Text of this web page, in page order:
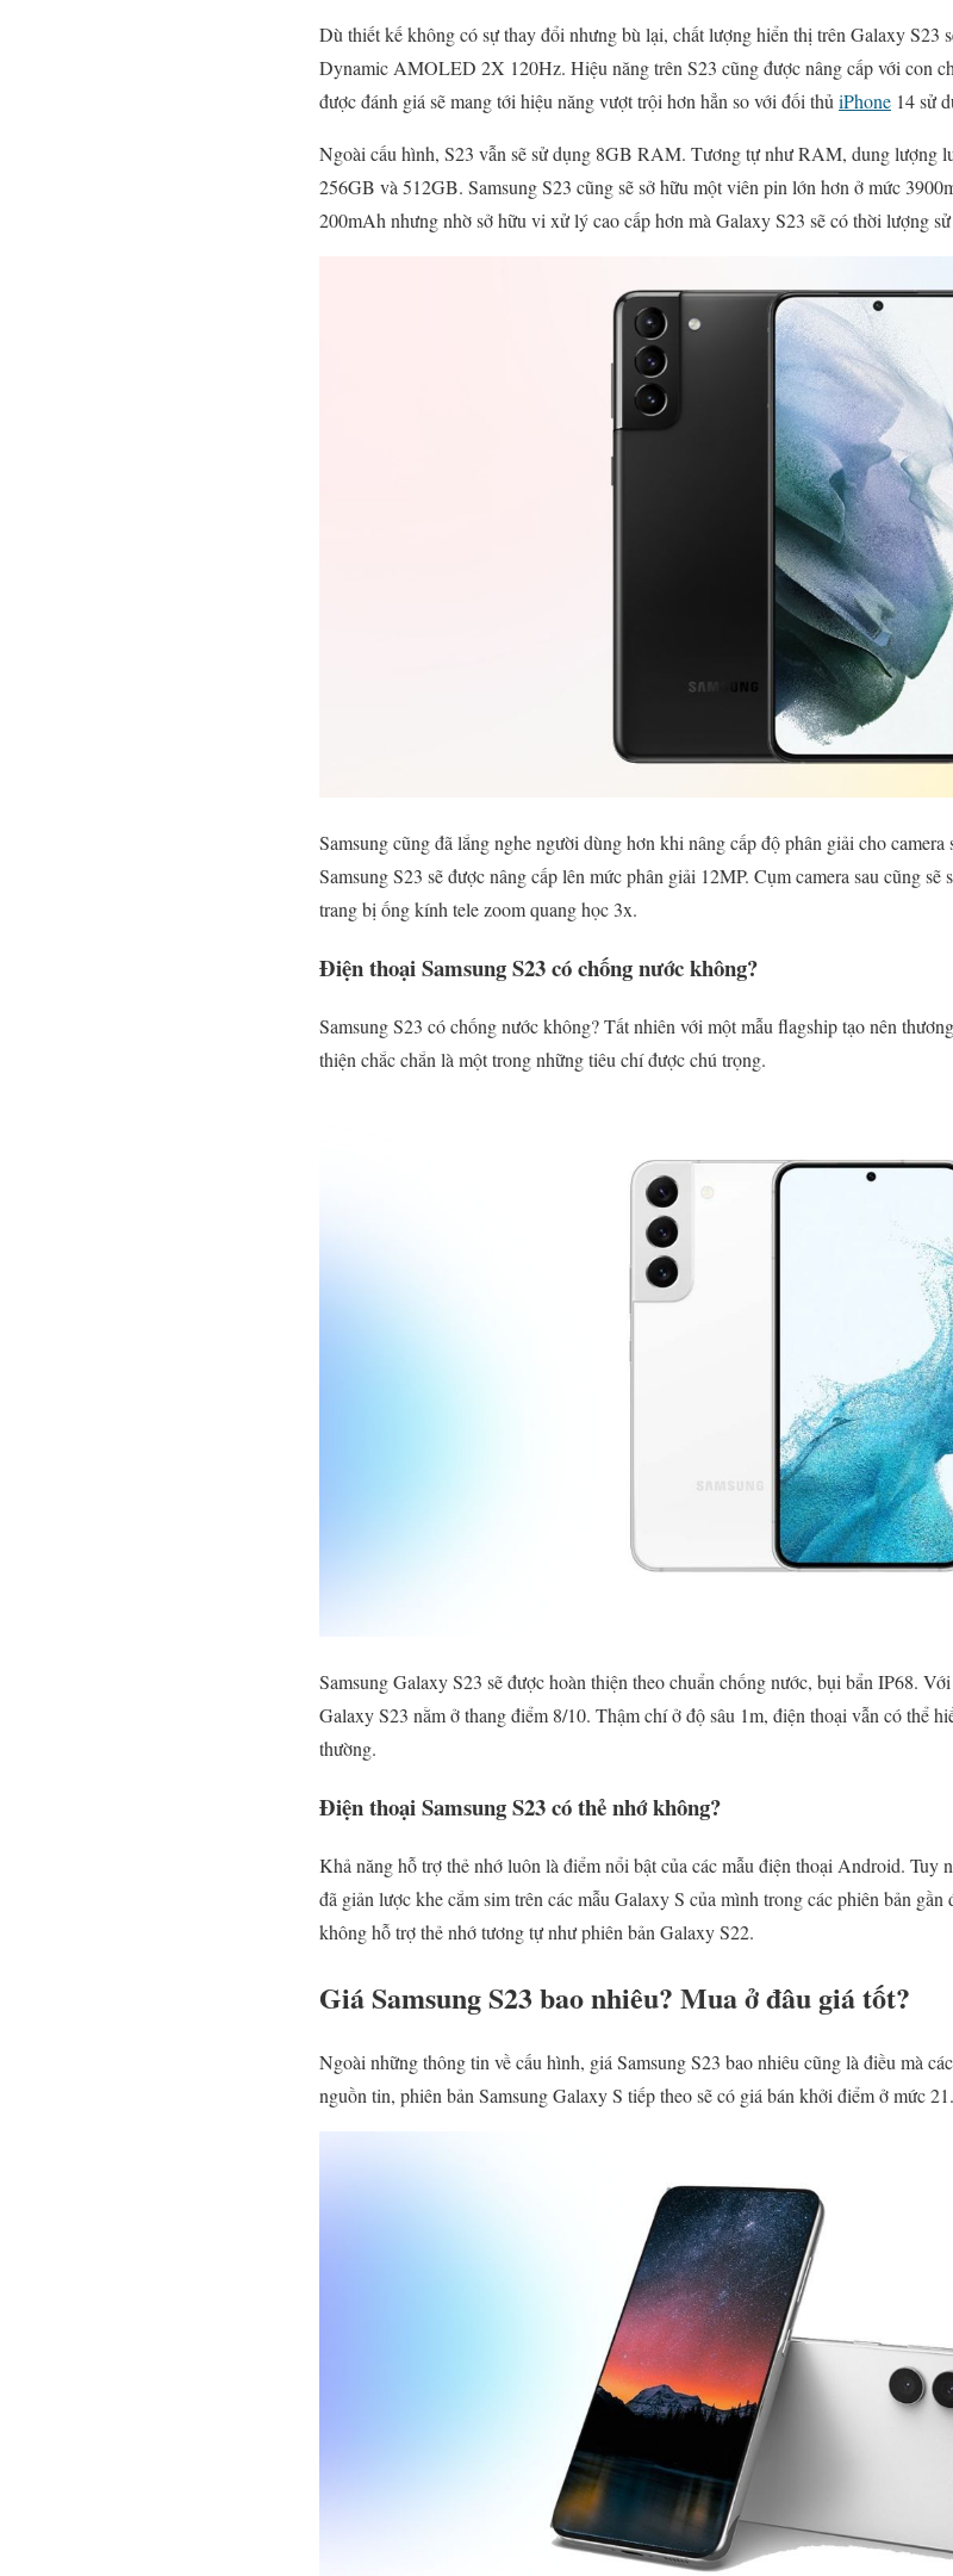
Dù thiết kế không có sự thay đổi nhưng bù lại, chất lượng hiển thị trên Galaxy S23
Dynamic AMOLED 2X 120Hz. Hiệu năng trên S23 cũng được nâng cấp với con
được đánh giá sẽ mang tới hiệu năng vượt trội hơn hẳn so với đối thủ iPhone 14 sử
Ngoài cấu hình, S23 vẫn sẽ sử dụng 8GB RAM. Tương tự như RAM, dung lượng
256GB và 512GB. Samsung S23 cũng sẽ sở hữu một viên pin lớn hơn ở mức
200mAh nhưng nhờ sở hữu vi xử lý cao cấp hơn mà Galaxy S23 sẽ có thời lượng
Samsung cũng đã lắng nghe người dùng hơn khi nâng cấp độ phân giải cho
Samsung S23 sẽ được nâng cấp lên mức phân giải 12MP. Cụm camera sau cũng
trang bị ống kính tele zoom quang học 3x.
Điện thoại Samsung S23 có chống nước không?
Samsung S23 có chống nước không? Tất nhiên với một mẫu flagship tạo nên
thiện chắc chắn là một trong những tiêu chí được chú trọng.
Samsung Galaxy S23 sẽ được hoàn thiện theo chuẩn chống nước, bụi bẩn IP68.
Galaxy S23 nằm ở thang điểm 8/10. Thậm chí ở độ sâu 1m, điện thoại vẫn có thể
thường.
Điện thoại Samsung S23 có thẻ nhớ không?
Khả năng hỗ trợ thẻ nhớ luôn là điểm nổi bật của các mẫu điện thoại Android. Tuy
đã giản lược khe cắm sim trên các mẫu Galaxy S của mình trong các phiên bản
không hỗ trợ thẻ nhớ tương tự như phiên bản Galaxy S22.
Giá Samsung S23 bao nhiêu? Mua ở đâu giá tốt?
Ngoài những thông tin về cấu hình, giá Samsung S23 bao nhiêu cũng là điều mà
nguồn tin, phiên bản Samsung Galaxy S tiếp theo sẽ có giá bán khởi điểm ở mức